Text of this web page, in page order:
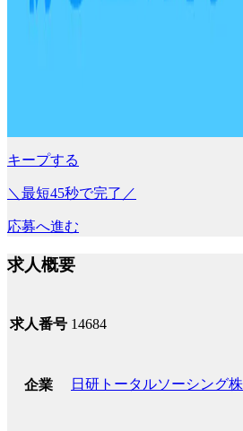
キープする
＼最短45秒で完了／
応募へ進む
求人概要
求人番号 14684
企業 日研トータルソーシング